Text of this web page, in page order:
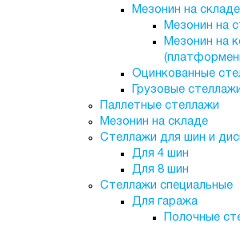
Мезонин на складе
Мезонин на
Мезонин на
Оцинкованные
Грузовые
Паллетные стеллажи
Мезонин на складе
Стеллажи для шин и
Для 4 шин
Для 8 шин
Стеллажи специальные
Для гаража
Полочные